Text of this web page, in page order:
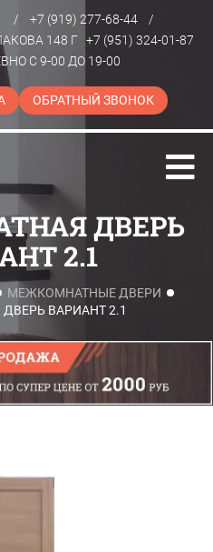
/ +7 (919) 277-68-44
/
148 Г +7 (951) 324-01-87
С 9-00 ДО 19-00
ОБРАТНЫЙ ЗВОНОК
ДВЕРЬ
2.1
МЕЖКОМНАТНЫЕ ДВЕРИ
ВАРИАНТ 2.1